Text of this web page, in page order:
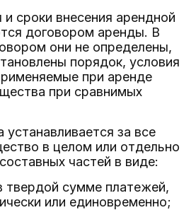
сроки внесения арендной
договором аренды. В
они не определены,
порядок, условия
при аренде
при сравнимых
за все
в целом или отдельно
частей в виде:
твердой сумме платежей,
или единовременно;